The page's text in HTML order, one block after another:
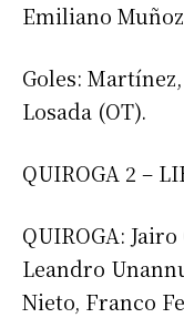
Dirección de
Nombre
Número de
Emiliano
Goles:
Losada (OT).
QUIROGA 2 –
QUIROGA:
Leandro
Nieto, Franco